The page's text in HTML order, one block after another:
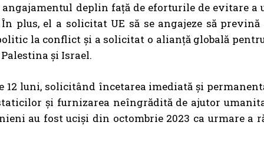
deplin față de eforturile de evitare a
el a solicitat UE să se angajeze să prevină
la conflict și a solicitat o alianță globală
și Israel.
12 luni, solicitând încetarea imediată și
și furnizarea neîngrădită de ajutor
au fost uciși din octombrie 2023 ca urmare a